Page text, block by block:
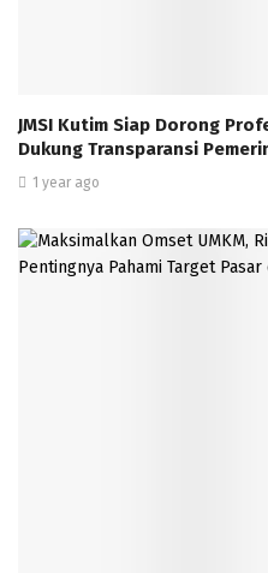
JMSI Kutim Siap Dorong
Dukung Transparansi
1 year ago